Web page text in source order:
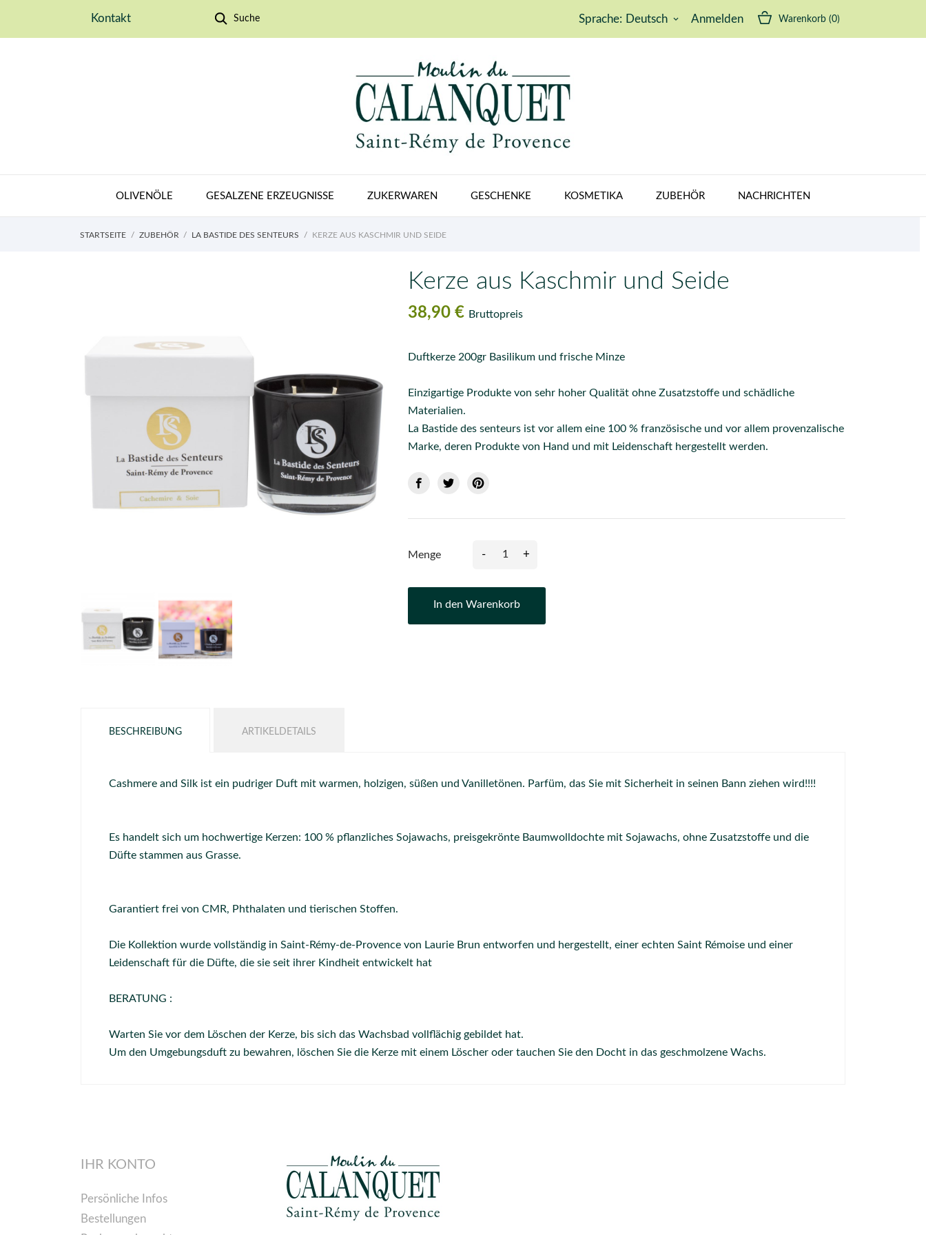
Kontakt Suche Sprache: Deutsch keyboard_arrow_down Anmelden Warenkorb (0)
OLIVENÖLE GESALZENE ERZEUGNISSE ZUKERWAREN GESCHENKE KOSMETIKA ZUBEHÖR NACHRICHTEN
STARTSEITE ZUBEHÖR LA BASTIDE DES SENTEURS KERZE AUS KASCHMIR UND SEIDE
Kerze aus Kaschmir und Seide
38,90 € Bruttopreis
Duftkerze 200gr Basilikum und frische Minze
Einzigartige Produkte von sehr hoher Qualität ohne Zusatzstoffe und schädliche
Materialien.
La Bastide des senteurs ist vor allem eine 100 % französische und vor allem provenzalische
Marke, deren Produkte von Hand und mit Leidenschaft hergestellt werden.
Menge - +
In den Warenkorb
BESCHREIBUNG ARTIKELDETAILS
Cashmere and Silk ist ein pudriger Duft mit warmen, holzigen, süßen und Vanilletönen. Parfüm, das Sie mit Sicherheit in seinen Bann ziehen wird!!!!
Es handelt sich um hochwertige Kerzen: 100 % pflanzliches Sojawachs, preisgekrönte Baumwolldochte mit Sojawachs, ohne Zusatzstoffe und die
Düfte stammen aus Grasse.
Garantiert frei von CMR, Phthalaten und tierischen Stoffen.
Die Kollektion wurde vollständig in Saint-Rémy-de-Provence von Laurie Brun entworfen und hergestellt, einer echten Saint Rémoise und einer
Leidenschaft für die Düfte, die sie seit ihrer Kindheit entwickelt hat
BERATUNG :
Warten Sie vor dem Löschen der Kerze, bis sich das Wachsbad vollflächig gebildet hat.
Um den Umgebungsduft zu bewahren, löschen Sie die Kerze mit einem Löscher oder tauchen Sie den Docht in das geschmolzene Wachs.
IHR KONTO
Persönliche Infos
Bestellungen